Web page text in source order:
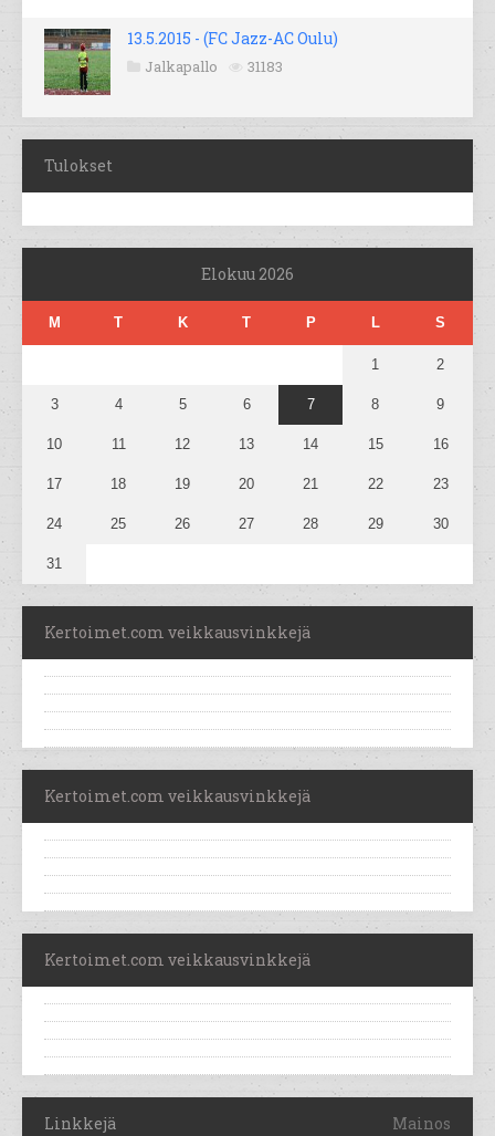
13.5.2015 - (FC Jazz-AC Oulu)
Jalkapallo 31183
Tulokset
Elokuu 2026
M T K T P L S
1 2
3 4 5 6 7 8 9
10 11 12 13 14 15 16
17 18 19 20 21 22 23
24 25 26 27 28 29 30
31
Kertoimet.com veikkausvinkkejä
Kertoimet.com veikkausvinkkejä
Kertoimet.com veikkausvinkkejä
Linkkejä Mainos